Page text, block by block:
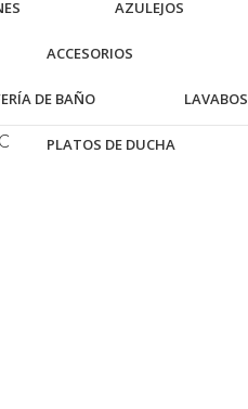
AZULEJOS
ACCESORIOS
DE BAÑO LAVABOS
PLATOS DE DUCHA